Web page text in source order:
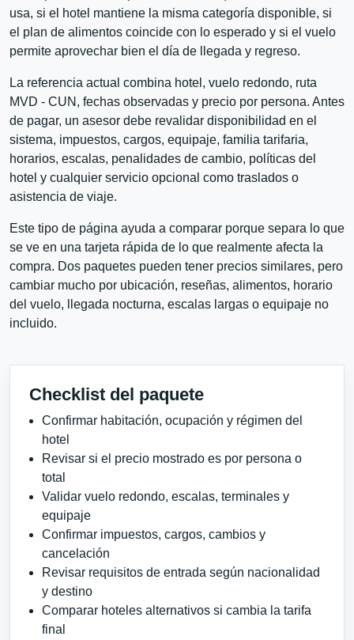
usa, si el hotel mantiene la misma categoría disponible, si
el plan de alimentos coincide con lo esperado y si el vuelo
permite aprovechar bien el día de llegada y regreso.
La referencia actual combina hotel, vuelo redondo, ruta
MVD - CUN, fechas observadas y precio por persona. Antes
de pagar, un asesor debe revalidar disponibilidad en el
sistema, impuestos, cargos, equipaje, familia tarifaria,
horarios, escalas, penalidades de cambio, políticas del
hotel y cualquier servicio opcional como traslados o
asistencia de viaje.
Este tipo de página ayuda a comparar porque separa lo que
se ve en una tarjeta rápida de lo que realmente afecta la
compra. Dos paquetes pueden tener precios similares, pero
cambiar mucho por ubicación, reseñas, alimentos, horario
del vuelo, llegada nocturna, escalas largas o equipaje no
incluido.
Checklist del paquete
Confirmar habitación, ocupación y régimen del
hotel
Revisar si el precio mostrado es por persona o
total
Validar vuelo redondo, escalas, terminales y
equipaje
Confirmar impuestos, cargos, cambios y
cancelación
Revisar requisitos de entrada según nacionalidad
y destino
Comparar hoteles alternativos si cambia la tarifa
final